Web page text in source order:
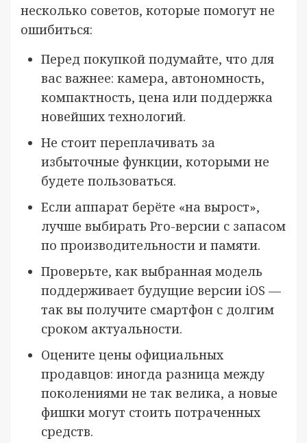
несколько советов, которые помогут не
ошибиться:
Перед покупкой подумайте, что для
вас важнее: камера, автономность,
компактность, цена или поддержка
новейших технологий.
Не стоит переплачивать за
избыточные функции, которыми не
будете пользоваться.
Если аппарат берёте «на вырост»,
лучше выбирать Pro-версии с запасом
по производительности и памяти.
Проверьте, как выбранная модель
поддерживает будущие версии iOS —
так вы получите смартфон с долгим
сроком актуальности.
Оцените цены официальных
продавцов: иногда разница между
поколениями не так велика, а новые
фишки могут стоить потраченных
средств.